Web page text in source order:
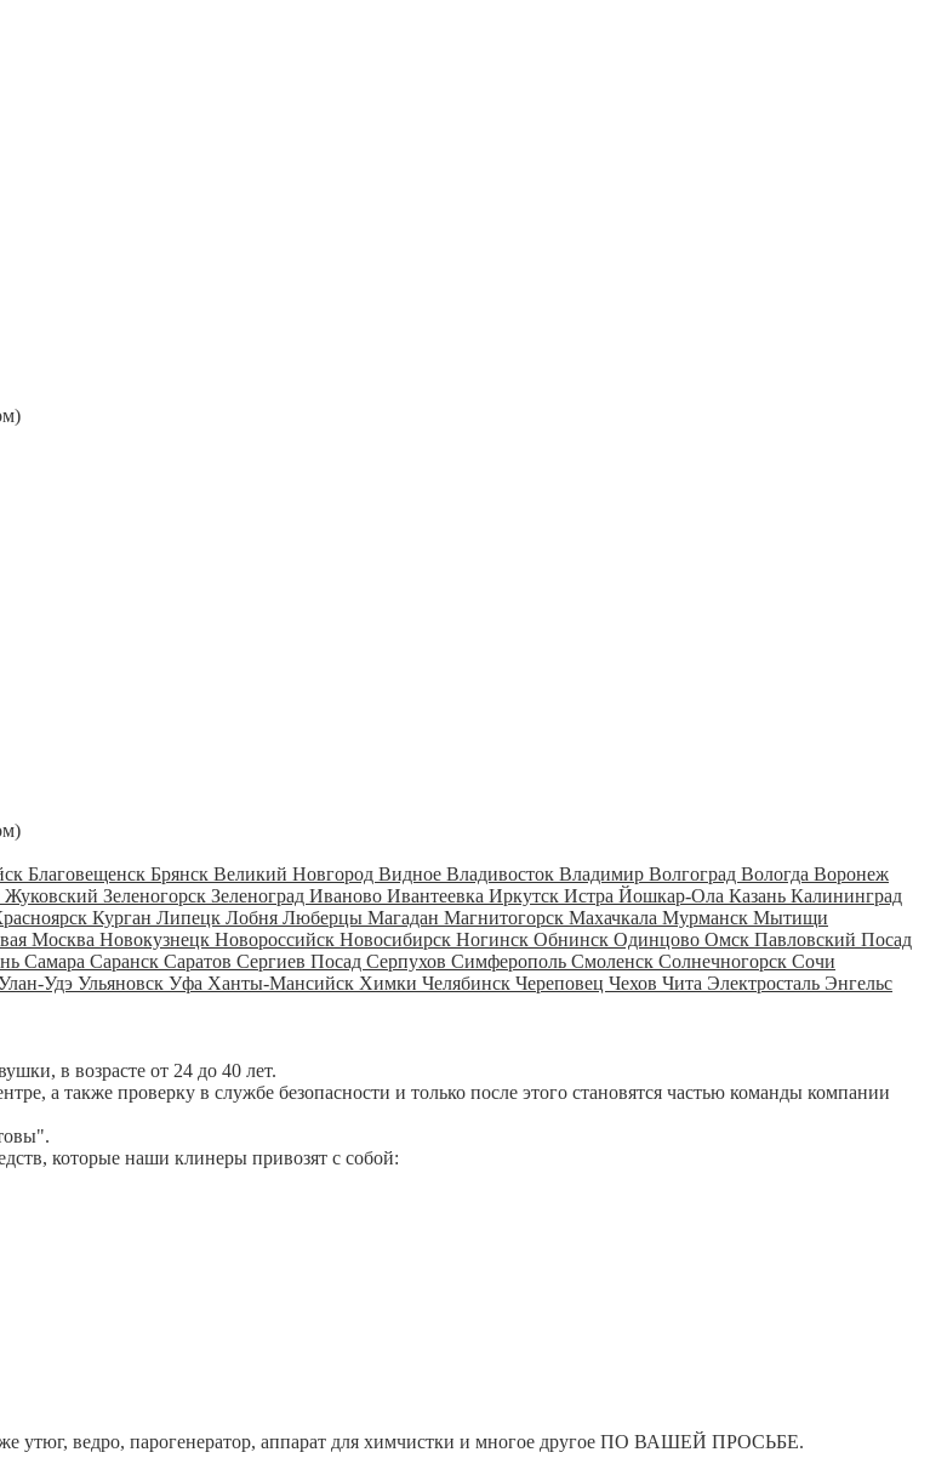
Благовещенск Брянск Великий Новгород Видное Владивосток Владимир Волгоград Вологда Воронеж
Жуковский Зеленогорск Зеленоград Иваново Ивантеевка Иркутск Истра Йошкар-Ола Казань Калининград
Курган Липецк Лобня Люберцы Магадан Магнитогорск Махачкала Мурманск Мытищи
Москва Новокузнецк Новороссийск Новосибирск Ногинск Обнинск Одинцово Омск Павловский Посад
Самара Саранск Саратов Сергиев Посад Серпухов Симферополь Смоленск Солнечногорск Сочи
Удэ Ульяновск Уфа Ханты-Мансийск Химки Челябинск Череповец Чехов Чита Электросталь Энгельс
в возрасте от 24 до 40 лет.
а также проверку в службе безопасности и только после этого становятся частью команды компании
которые наши клинеры привозят с собой:
утюг, ведро, парогенератор, аппарат для химчистки и многое другое ПО ВАШЕЙ ПРОСЬБЕ.